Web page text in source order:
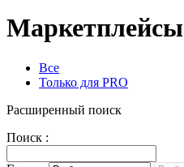
Маркетплейсы
Все
Только для PRO
Расширенный поиск
Поиск :